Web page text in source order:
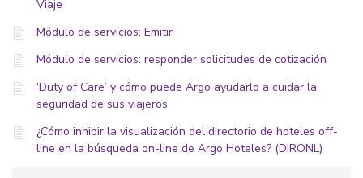
Viaje
Módulo de servicios: Emitir
Módulo de servicios: responder solicitudes de cotización
‘Duty of Care’ y cómo puede Argo ayudarlo a cuidar la
seguridad de sus viajeros
¿Cómo inhibir la visualización del directorio de hoteles off-
line en la búsqueda on-line de Argo Hoteles? (DIRONL)